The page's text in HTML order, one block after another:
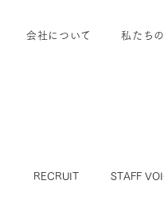
会社について 私たち
RECRUIT STAFF